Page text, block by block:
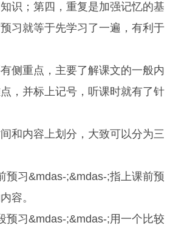
识；第四，重复是加强记忆的基
习就等于先学习了一遍，有利于
重点，主要了解课文的一般内
，并标上记号，听课时就有了针
内容上划分，大致可以分为三
习&mdas-;&mdas-;指上课前预
容。
习&mdas-;&mdas-;用一个比较